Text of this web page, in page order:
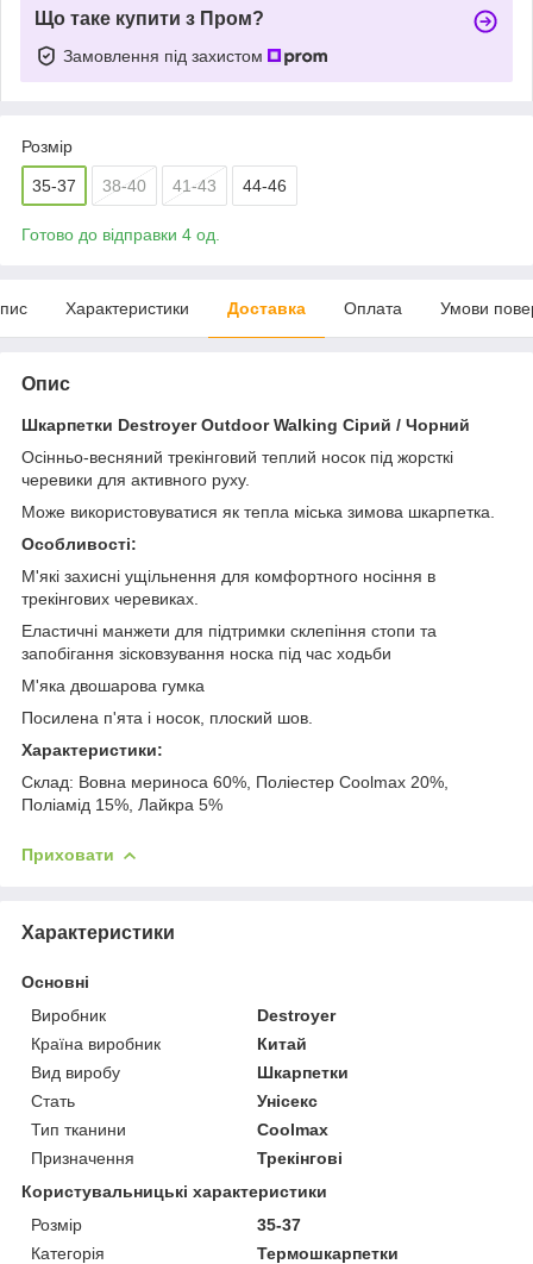
Що таке купити з Пром?
Замовлення під захистом
Розмір
35-37 38-40 41-43 44-46
Готово до відправки 4 од.
Характеристики Доставка Оплата Умови
Опис
Шкарпетки Destroyer Outdoor Walking Сірий / Чорний
Осінньо-весняний трекінговий теплий носок під жорсткі
черевики для активного руху.
Може використовуватися як тепла міська зимова шкарпетка.
Особливості:
М'які захисні ущільнення для комфортного носіння в
трекінгових черевиках.
Еластичні манжети для підтримки склепіння стопи та
запобігання зісковзування носка під час ходьби
М'яка двошарова гумка
Посилена п'ята і носок, плоский шов.
Характеристики:
Склад: Вовна мериноса 60%, Поліестер Coolmax 20%,
Поліамід 15%, Лайкра 5%
Приховати
Характеристики
Основні
Виробник
Destroyer
Країна виробник
Китай
Вид виробу
Шкарпетки
Стать
Унісекс
Тип тканини
Coolmax
Призначення
Трекінгові
Користувальницькі характеристики
Розмір
35-37
Категорія
Термошкарпетки